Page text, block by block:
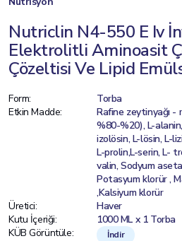
Nutriclin N4-550 E Iv
Elektrolitli Aminoasit
Çözeltisi Ve Lipid
Form:
Torba
Etkin Madde:
Rafine zeytinyağı -
%80-%20), L-
izolösin, L-lösin, L-
L-prolin,L-serin, L-
valin, Sodyum
Potasyum klorür ,
,Kalsiyum klorür
Üretici:
Haver
Kutu İçeriği:
1000 ML x 1 Torba
KÜB Görüntüle:
İndir